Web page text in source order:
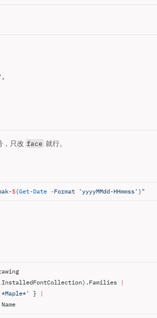
,
，只改 face 就行。
$(Get-Date -Format 'yyyyMMdd-HHmmss' ) "
|
}
|